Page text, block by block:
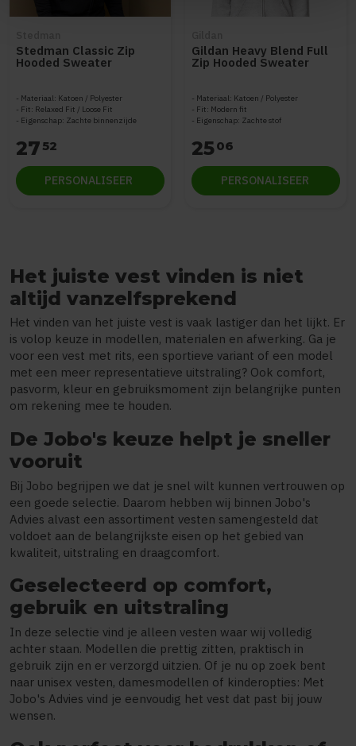
Stedman Classic Zip
Hooded Sweater
Materiaal: Katoen / Polyester
Fit: Relaxed Fit / Loose Fit
Eigenschap: Zachte binnenzijde
27 52
PERSONALISEER
Gildan Heavy Blend Full
Zip Hooded Sweater
GIL18600
Materiaal: Katoen / Polyester
Fit: Modern fit
Eigenschap: Zachte stof
2506
PERSONALISEER
Het juiste vest vinden is niet
altijd vanzelfsprekend
Het vinden van het juiste vest is vaak lastiger dan het lijkt. Er
is volop keuze in modellen, materialen en afwerking. Ga je
voor een vest met rits, een sportieve variant of een model
met een meer representatieve uitstraling? Ook comfort,
pasvorm, kleur en gebruiksmoment zijn belangrijke punten
om rekening mee te houden.
De Jobo's keuze helpt je sneller
vooruit
Bij Jobo begrijpen we dat je snel wilt kunnen vertrouwen op
een goede selectie. Daarom hebben wij binnen Jobo's
Advies alvast een assortiment vesten samengesteld dat
voldoet aan de belangrijkste eisen op het gebied van
kwaliteit, uitstraling en draagcomfort.
Geselecteerd op comfort,
gebruik en uitstraling
In deze selectie vind je alleen vesten waar wij volledig
achter staan. Modellen die prettig zitten, praktisch in
gebruik zijn en er verzorgd uitzien. Of je nu op zoek bent
naar unisex vesten, damesmodellen of kinderopties: Met
Jobo's Advies vind je eenvoudig het vest dat past bij jouw
wensen.